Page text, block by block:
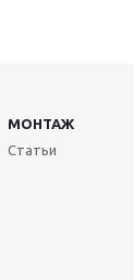
МОНТАЖ
Статьи